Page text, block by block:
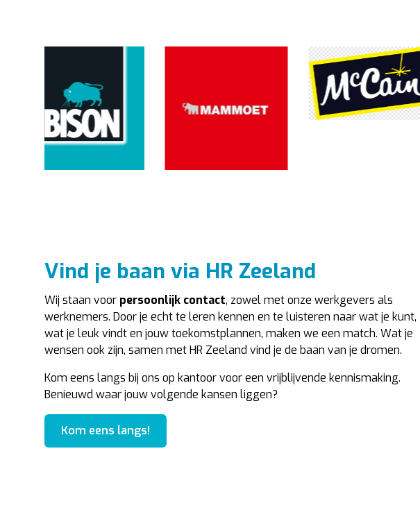
Vind je baan via HR Zeeland
Wij staan voor persoonlijk contact, zowel met onze werkgevers als
werknemers. Door je echt te leren kennen en te luisteren naar wat je kunt,
wat je leuk vindt en jouw toekomstplannen, maken we een match. Wat je
wensen ook zijn, samen met HR Zeeland vind je de baan van je dromen.
Kom eens langs bij ons op kantoor voor een vrijblijvende kennismaking.
Benieuwd waar jouw volgende kansen liggen?
Kom eens langs!